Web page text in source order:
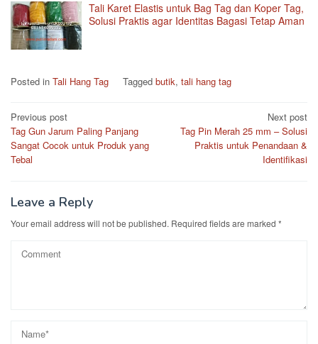
Tali Karet Elastis untuk Bag Tag dan Koper Tag,
Solusi Praktis agar Identitas Bagasi Tetap Aman
Posted in Tali Hang Tag Tagged butik, tali hang tag
Post
navigation
Previous post
Tag Gun Jarum Paling Panjang
Sangat Cocok untuk Produk yang
Tebal
Next post
Tag Pin Merah 25 mm – Solusi
Praktis untuk Penandaan &
Identifikasi
Leave a Reply
Your email address will not be published. Required fields are marked *